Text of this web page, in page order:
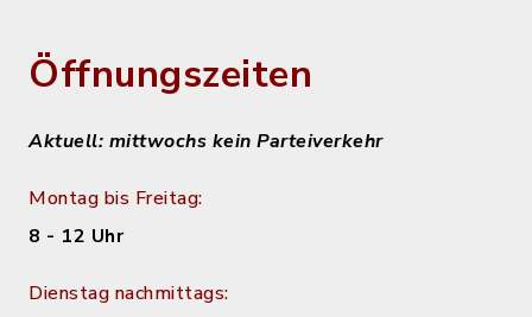
Öffnungszeiten
Aktuell: mittwochs kein Parteiverkehr
Montag bis Freitag:
8 - 12 Uhr
Dienstag nachmittags: